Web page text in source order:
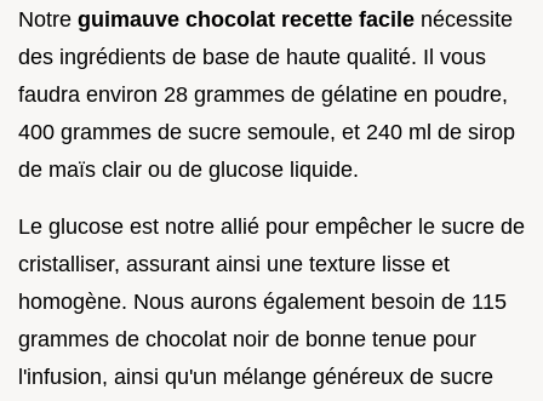
Notre guimauve chocolat recette facile nécessite
des ingrédients de base de haute qualité. Il vous
faudra environ 28 grammes de gélatine en poudre,
400 grammes de sucre semoule, et 240 ml de sirop
de maïs clair ou de glucose liquide.
Le glucose est notre allié pour empêcher le sucre de
cristalliser, assurant ainsi une texture lisse et
homogène. Nous aurons également besoin de 115
grammes de chocolat noir de bonne tenue pour
l'infusion, ainsi qu'un mélange généreux de sucre